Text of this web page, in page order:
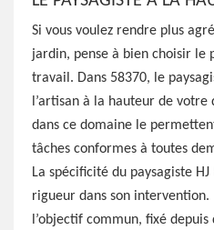
Si vous voulez rendre plus
jardin, pense à bien choisir le
travail. Dans 58370, le
l’artisan à la hauteur de votre
dans ce domaine le
tâches conformes à toutes
La spécificité du paysagiste HJ
rigueur dans son
l’objectif commun, fixé